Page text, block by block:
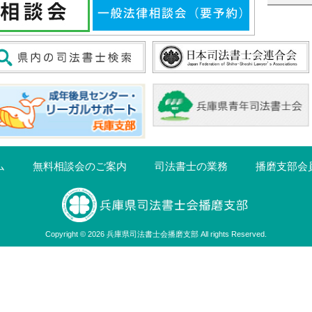
無料相談会のご案内 司法書士の業務 播磨支部会
Copyright © 2026 兵庫県司法書士会播磨支部 All rights Reserved.